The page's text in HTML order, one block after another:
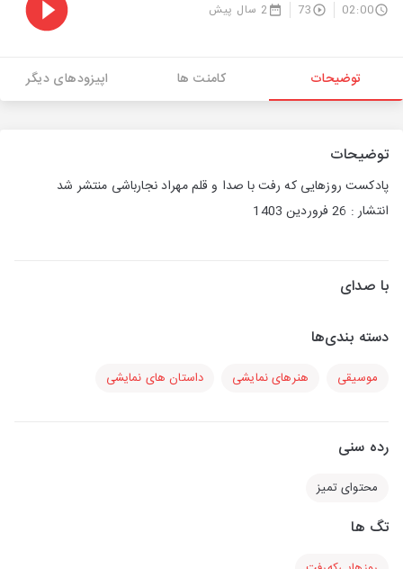
02:00
73 2 سال پیش
توضیحات کامنت ها اپیزودهای دیگر
توضیحات
پادکست روزهایی که رفت با صدا و قلم مهراد نجارباشی منتشر شد
انتشار : 26 فروردین 1403
با صدای
دسته بندی‌ها
موسیقی هنرهای نمایشی داستان های نمایشی
رده سنی
محتوای تمیز
تگ ها